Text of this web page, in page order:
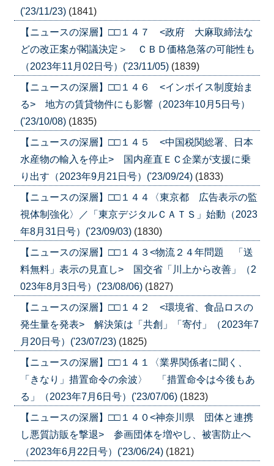
('23/11/23) (1841)
【ニュースの深層】□□１４７ <政府 大麻取締法な
どの改正案が閣議決定＞ ＣＢＤ価格急落の可能性も
（2023年11月02日号）('23/11/05) (1839)
【ニュースの深層】□□１４６ <インボイス制度始ま
る> 地方の賃貸物件にも影響（2023年10月5日号）
('23/10/08) (1835)
【ニュースの深層】□□１４５ <中国税関総署、日本
水産物の輸入を停止> 国内産直ＥＣ企業が支援に乗
り出す（2023年9月21日号）('23/09/24) (1833)
【ニュースの深層】□□１４４〈東京都 広告表示の監
視体制強化〉／「東京デジタルＣＡＴＳ」始動（2023
年8月31日号）('23/09/03) (1830)
【ニュースの深層】□□１４３<物流２４年問題 「送
料無料」表示の見直し> 国交省「川上から改善」（2
023年8月3日号）('23/08/06) (1827)
【ニュースの深層】□□１４２ <環境省、食品ロスの
発生量を発表> 解決策は「共創」「寄付」（2023年7
月20日号）('23/07/23) (1825)
【ニュースの深層】□□１４１〈業界関係者に聞く、
「きなり」措置命令の余波〉 「措置命令は今後もあ
る」（2023年7月6日号）('23/07/06) (1823)
【ニュースの深層】□□１４０<神奈川県 団体と連携
し悪質訪販を撃退> 参画団体を増やし、被害防止へ
（2023年6月22日号）('23/06/24) (1821)